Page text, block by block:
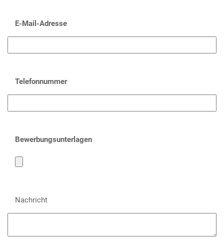
E-Mail-Adresse
Telefonnummer
Bewerbungsunterlagen
Nachricht